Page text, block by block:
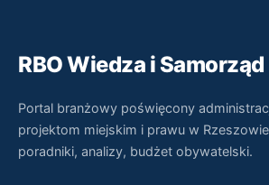
RBO Wiedza i Samorząd
Portal branżowy poświęcony
projektom miejskim i prawu w
poradniki, analizy, budżet obywatelski.